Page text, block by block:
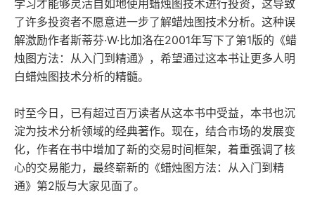
学习才能够灵活自如地使用蜡烛图技术进行投资，这导致
了许多投资者不愿意进一步了解蜡烛图技术分析。这种误
解激励作者斯蒂芬·W·比加洛在2001年写下了第1版的《蜡
烛图方法：从入门到精通》，希望通过这本书让更多人明
白蜡烛图技术分析的精髓。
时至今日，已有超过百万读者从这本书中受益，本书也沉
淀为技术分析领域的经典著作。现在，结合市场的发展变
化，作者在书中增加了新的交易时间框架，着重强调了核
心的交易能力，最终崭新的《蜡烛图方法：从入门到精
通》第2版与大家见面了。